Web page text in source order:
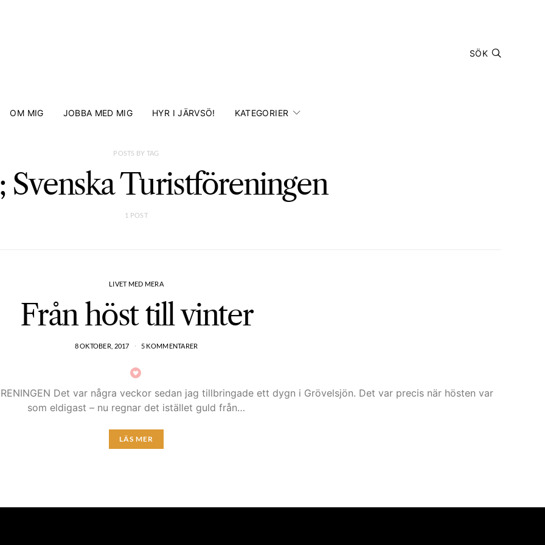
SÖK
OM MIG JOBBA MED MIG HYR I JÄRVSÖ! KATEGORIER
POSTS BY TAG
Svenska Turistföreningen
1 POST
LIVET MED MERA
Från höst till vinter
8 OKTOBER, 2017 5 KOMMENTARER
Det var några veckor sedan jag tillbringade ett dygn i Grövelsjön. Det var precis när hösten var
som eldigast – nu regnar det istället guld från…
LÄS MER